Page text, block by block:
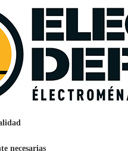
159€ 96
Pago aplazos
EcoTank EPSON ET-2861
necesarias